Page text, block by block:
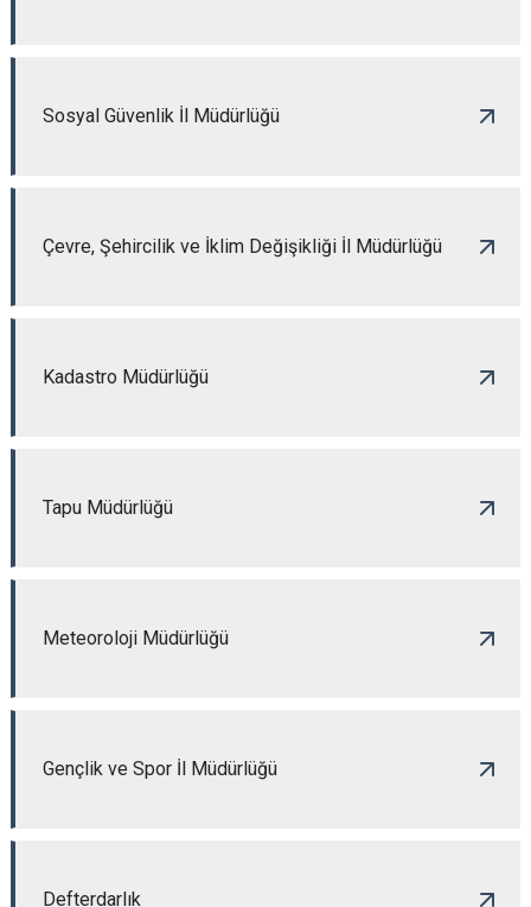
Sosyal Güvenlik İl Müdürlüğü
Çevre, Şehircilik ve İklim Değişikliği İl Müdürlüğü
Kadastro Müdürlüğü
Tapu Müdürlüğü
Meteoroloji Müdürlüğü
Gençlik ve Spor İl Müdürlüğü
Defterdarlık